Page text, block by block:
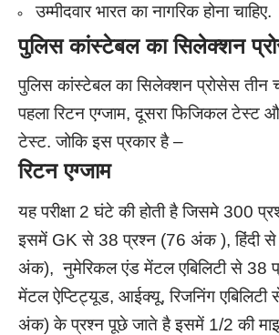
उम्मीदवार भारत का नागरिक होना चाहिए.
पुलिस कांस्टेबल का सिलेक्शन
पुलिस कांस्टेबल का सिलेक्शन प्रोसेस तीन
पहला रिटन एग्जाम, दूसरा फिजिकल टेस्ट
टेस्ट. जोकि इस प्रकार है –
रिटन एग्जाम
यह परीक्षा 2 घंटे की होती है जिसमे 300
इसमें GK से 38 प्रश्न (76 अंक ), हिंदी
अंक), नुमेरिकल एंड मेंटल एबिलिटी से 38
मेंटल ऐप्टिट्यूड, आईक्यू, रिजनिंग
अंक) के प्रश्न पूछे जाते है इसमें 1/2 की